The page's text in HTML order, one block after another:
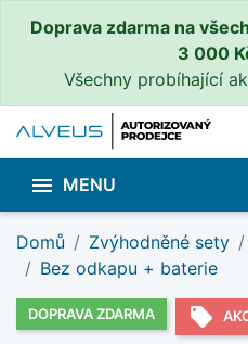
Doprava zdarma na
3 000
Všechny probíhající
 MENU
Domů Zvýhodněné sety
Bez odkapu + baterie
DOPRAVA ZDARMA local_offer